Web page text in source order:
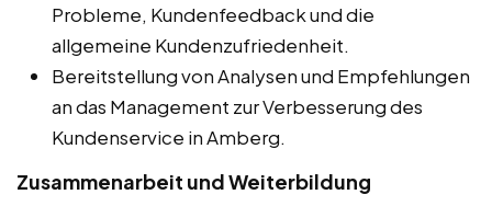
Probleme, Kundenfeedback und die
allgemeine Kundenzufriedenheit.
Bereitstellung von Analysen und Empfehlungen
an das Management zur Verbesserung des
Kundenservice in Amberg.
Zusammenarbeit und Weiterbildung